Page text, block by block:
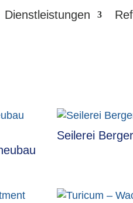
Dienstleistungen
Seilerei